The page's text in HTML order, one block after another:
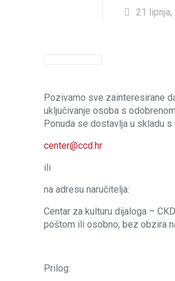
21 lipnja,
Pozivamo sve zainteresirane
uključivanje osoba s
Ponuda se dostavlja u skladu
center@ccd.hr
ili
na adresu naručitelja:
Centar za kulturu dijaloga –
poštom ili osobno, bez obzira
Prilog: